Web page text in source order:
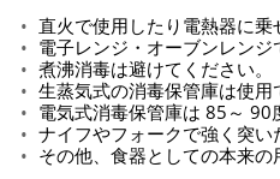
直火で使用したり電熱器に乗
電子レンジ・オーブンレンジ
煮沸消毒は避けてください。
生蒸気式の消毒保管庫は使用
電気式消毒保管庫は 85～ 90
ナイフやフォークで強く突い
その他、食器としての本来の